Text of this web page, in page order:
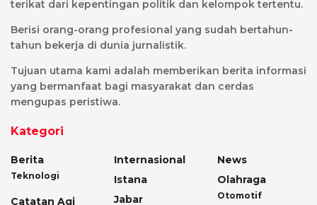
terikat dari kepentingan politik dan kelompok tertentu.
Berisi orang-orang profesional yang sudah bertahun-
tahun bekerja di dunia jurnalistik.
Tujuan utama kami adalah memberikan berita informasi
yang bermanfaat bagi masyarakat dan cerdas
mengupas peristiwa.
Kategori
Berita
Teknologi
Catatan Agi
Internasional
Istana
Jabar
News
Olahraga
Otomotif